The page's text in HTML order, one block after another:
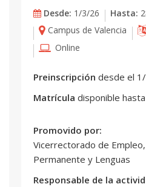
Desde: 1/3/26 Hasta:
Campus de Valencia
Online
Preinscripción desde el
Matrícula disponible
Promovido por:
Vicerrectorado de
Permanente y Lenguas
Responsable de la